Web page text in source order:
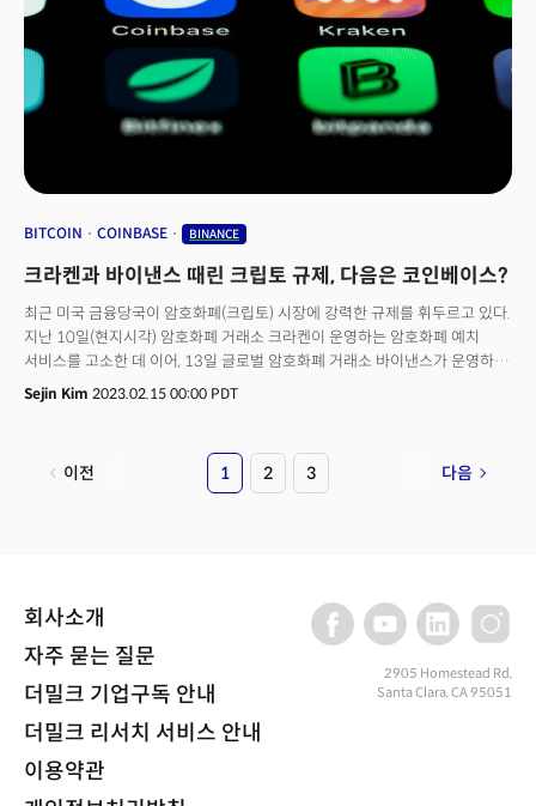
BITCOIN COINBASE BINANCE
크라켄과 바이낸스 때린 크립토 규제, 다음은 코인베이스?
최근 미국 금융당국이 암호화폐(크립토) 시장에 강력한 규제를 휘두르고 있다.
지난 10일(현지시각) 암호화폐 거래소 크라켄이 운영하는 암호화폐 예치
서비스를 고소한 데 이어, 13일 글로벌 암호화폐 거래소 바이낸스가 운영하는
스테이블코인 바이낸스USD(BUSD)에 발행 중지라는 초유의 명령을 내린 것.
점유율 기준 크라켄은 미국에서 2위, 바이낸스는 세계 1위다. 스테이블코인은
스테이블코인 중 시가총액 3위 스테이블코인이다. SEC가 이 대형 서비스들의
근간을 흔들면서 크립토 시장에도 지각변동이 일어나고 있다.
Sejin Kim 2023.02.15 00:00 PDT
이전 1 2 3 다음
회사소개
자주 묻는 질문
더밀크 기업구독 안내
더밀크 리서치 서비스 안내
이용약관
2905 Homestead Rd,
Santa Clara, CA 95051